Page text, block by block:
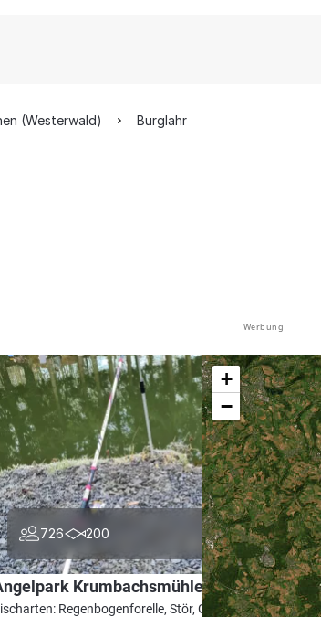
(Westerwald) Burglahr
Werbung
726 200 4.6
Krumbachsmühle
Regenbogenforelle, Stör, Goldforelle,
+
−